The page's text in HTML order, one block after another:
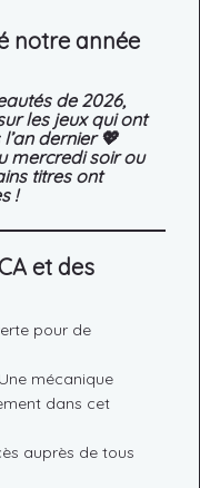
notre année
de 2026,
les jeux qui ont
l’an dernier 💖
mercredi soir ou
titres ont
!
et des
pour de
mécanique
dans cet
auprès de tous